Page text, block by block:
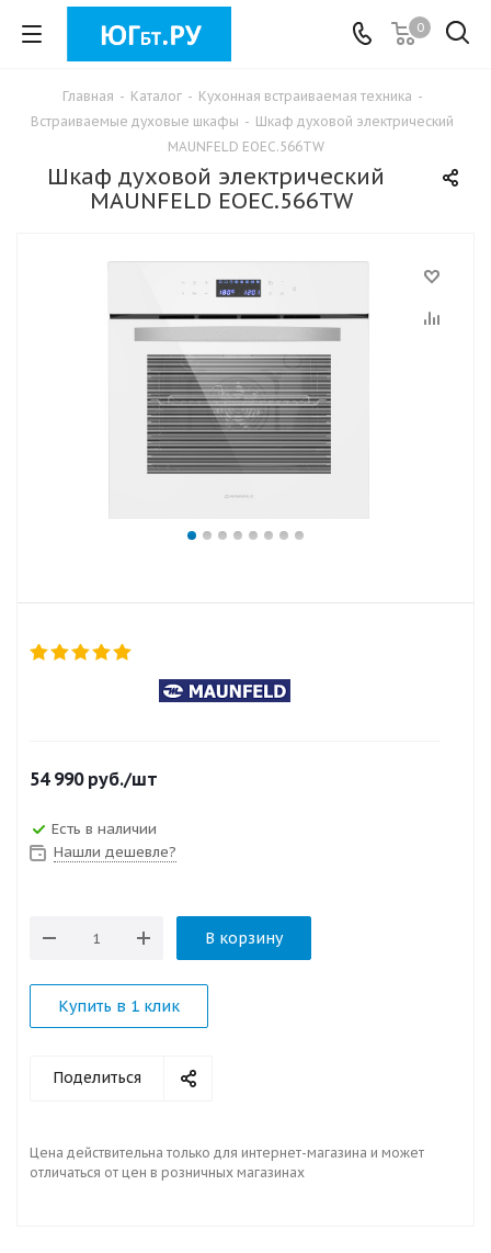
0
Главная - Каталог - Кухонная встраиваемая техника -
Встраиваемые духовые шкафы - Шкаф духовой электрический
MAUNFELD EOEC.566TW
Шкаф духовой электрический
MAUNFELD EOEC.566TW
54 990руб./шт
Есть в наличии
Нашли дешевле?
В корзину
Купить в 1 клик
Поделиться
Цена действительна только для интернет-магазина и может
отличаться от цен в розничных магазинах